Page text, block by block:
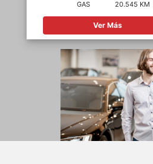
GAS
20.545 KM
Ver Más